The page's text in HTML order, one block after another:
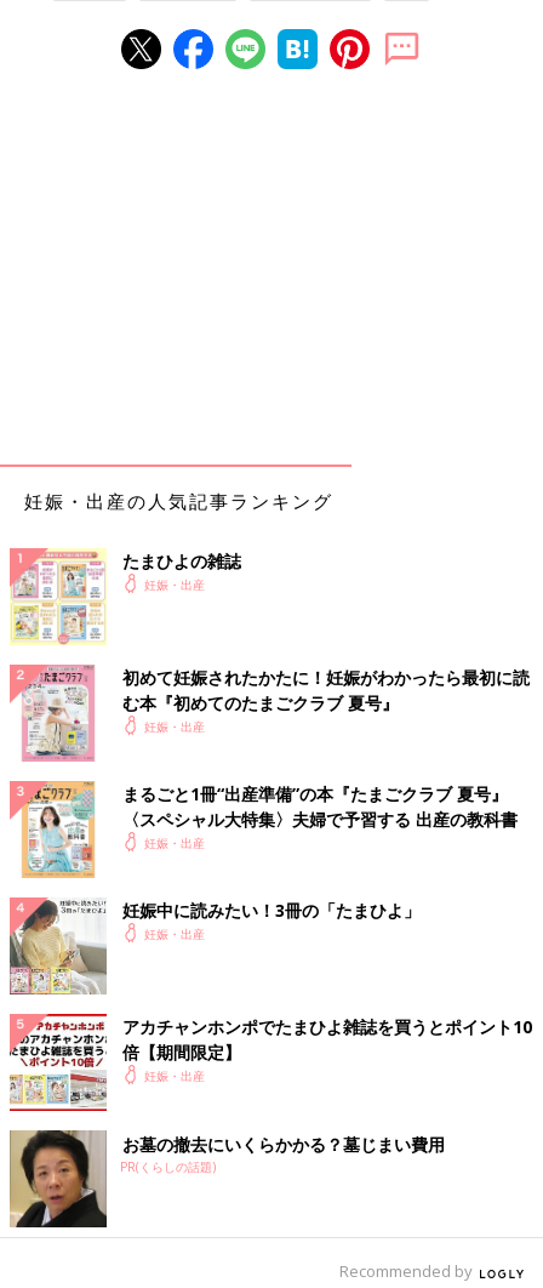
妊娠・出産の人気記事ランキング
たまひよの雑誌
妊娠・出産
初めて妊娠されたかたに！妊娠がわかったら最初に読
む本『初めてのたまごクラブ 夏号』
妊娠・出産
まるごと1冊“出産準備”の本『たまごクラブ 夏号』
〈スペシャル大特集〉夫婦で予習する 出産の教科書
妊娠・出産
妊娠中に読みたい！3冊の「たまひよ」
妊娠・出産
アカチャンホンポでたまひよ雑誌を買うとポイント10
倍【期間限定】
妊娠・出産
お墓の撤去にいくらかかる？墓じまい費用
PR(くらしの話題)
Recommended by